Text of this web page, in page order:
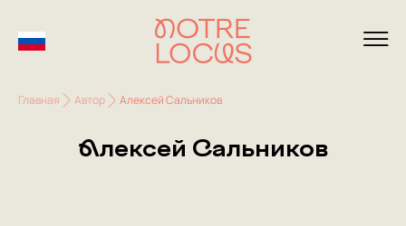
Главная Автор Алексей Сальников
Алексей Сальников